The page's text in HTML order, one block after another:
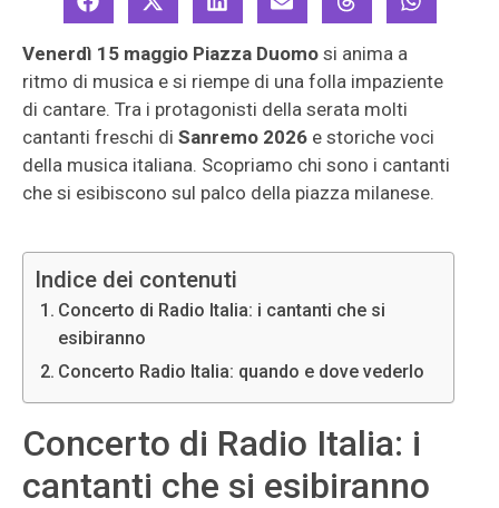
Venerdì 15 maggio Piazza Duomo si anima a
ritmo di musica e si riempe di una folla impaziente
di cantare. Tra i protagonisti della serata molti
cantanti freschi di Sanremo 2026 e storiche voci
della musica italiana. Scopriamo chi sono i cantanti
che si esibiscono sul palco della piazza milanese.
Indice dei contenuti
Concerto di Radio Italia: i cantanti che si
esibiranno
Concerto Radio Italia: quando e dove vederlo
Concerto di Radio Italia: i
cantanti che si esibiranno